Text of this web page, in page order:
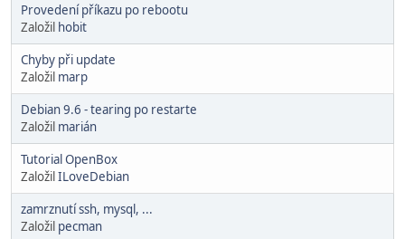
Provedení příkazu po rebootu
Založil hobit
Chyby při update
Založil marp
Debian 9.6 - tearing po restarte
Založil marián
Tutorial OpenBox
ZaložilILoveDebian
zamrznutí ssh, mysql, ...
Založil pecman